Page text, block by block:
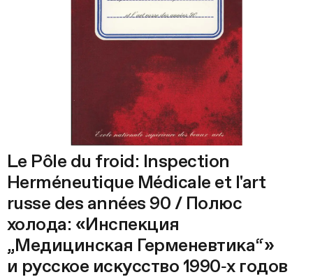
Le Pôle du froid: Inspection
Herméneutique Médicale et l'art
russe des années 90 / Полюс
холода: «Инспекция
„Медицинская Герменевтика“»
и русское искусство 1990‑х годов